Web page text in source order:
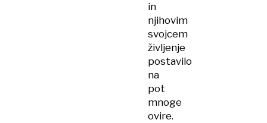
in
njihovim
svojcem
življenje
postavilo
na
pot
mnoge
ovire.